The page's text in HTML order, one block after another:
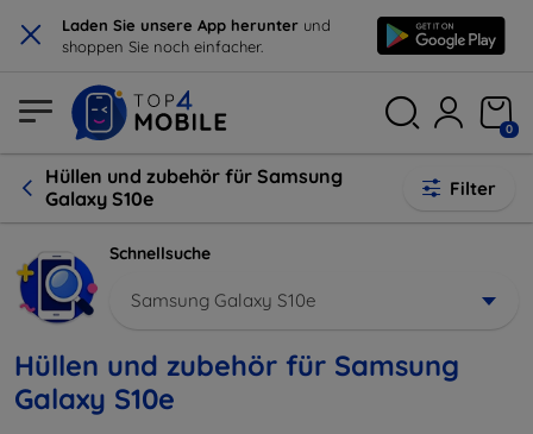
× Laden Sie unsere App herunter und
shoppen Sie noch einfacher.
0
Hüllen und zubehör für Samsung
Galaxy S10e
Filter
Schnellsuche
Samsung Galaxy S10e
Hüllen und zubehör für Samsung
Galaxy S10e